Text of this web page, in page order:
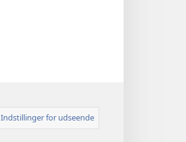
Indstillinger for udseende